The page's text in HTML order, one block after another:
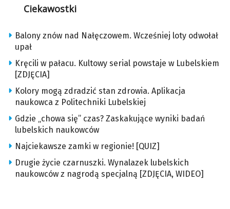
Ciekawostki
Balony znów nad Nałęczowem. Wcześniej loty odwołał
upał
Kręcili w pałacu. Kultowy serial powstaje w Lubelskiem
[ZDJĘCIA]
Kolory mogą zdradzić stan zdrowia. Aplikacja
naukowca z Politechniki Lubelskiej
Gdzie „chowa się” czas? Zaskakujące wyniki badań
lubelskich naukowców
Najciekawsze zamki w regionie! [QUIZ]
Drugie życie czarnuszki. Wynalazek lubelskich
naukowców z nagrodą specjalną [ZDJĘCIA, WIDEO]